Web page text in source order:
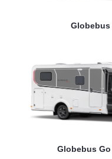
Globebus
Globebus Go